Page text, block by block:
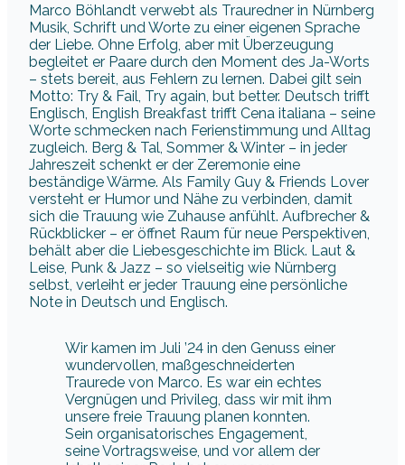
Marco Böhlandt verwebt als Trauredner in Nürnberg
Musik, Schrift und Worte zu einer eigenen Sprache
der Liebe. Ohne Erfolg, aber mit Überzeugung
begleitet er Paare durch den Moment des Ja-Worts
– stets bereit, aus Fehlern zu lernen. Dabei gilt sein
Motto: Try & Fail, Try again, but better. Deutsch trifft
Englisch, English Breakfast trifft Cena italiana – seine
Worte schmecken nach Ferienstimmung und Alltag
zugleich. Berg & Tal, Sommer & Winter – in jeder
Jahreszeit schenkt er der Zeremonie eine
beständige Wärme. Als Family Guy & Friends Lover
versteht er Humor und Nähe zu verbinden, damit
sich die Trauung wie Zuhause anfühlt. Aufbrecher &
Rückblicker – er öffnet Raum für neue Perspektiven,
behält aber die Liebesgeschichte im Blick. Laut &
Leise, Punk & Jazz – so vielseitig wie Nürnberg
selbst, verleiht er jeder Trauung eine persönliche
Note in Deutsch und Englisch.
Wir kamen im Juli ’24 in den Genuss einer
wundervollen, maßgeschneiderten
Traurede von Marco. Es war ein echtes
Vergnügen und Privileg, dass wir mit ihm
unsere freie Trauung planen konnten.
Sein organisatorisches Engagement,
seine Vortragsweise, und vor allem der